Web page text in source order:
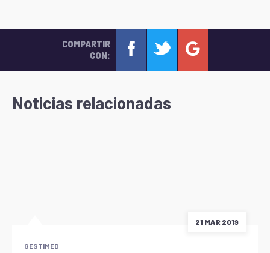
COMPARTIR
CON:
Noticias relacionadas
21 MAR 2019
GESTIMED